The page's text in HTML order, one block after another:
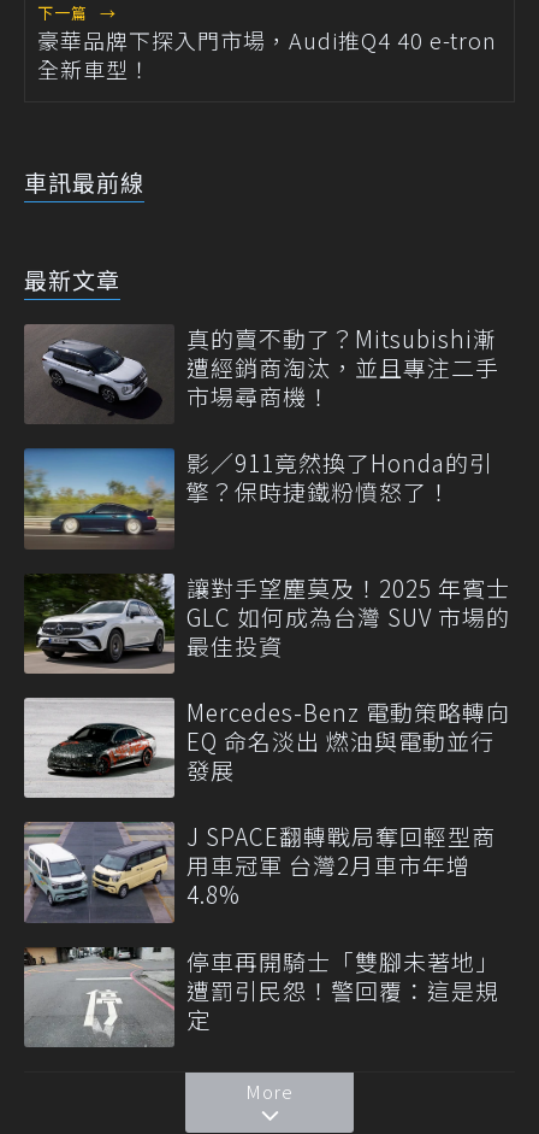
下一篇 →
豪華品牌下探入門市場，Audi推Q4 40 e-tron
全新車型！
車訊最前線
最新文章
真的賣不動了？Mitsubishi漸
遭經銷商淘汰，並且專注二手
市場尋商機！
影／911竟然換了Honda的引
擎？保時捷鐵粉憤怒了！
讓對手望塵莫及！2025 年賓士
GLC 如何成為台灣 SUV 市場的
最佳投資
Mercedes-Benz 電動策略轉向
EQ 命名淡出 燃油與電動並行
發展
J SPACE翻轉戰局奪回輕型商
用車冠軍 台灣2月車市年增
4.8%
停車再開騎士「雙腳未著地」
遭罰引民怨！警回覆：這是規
定
More